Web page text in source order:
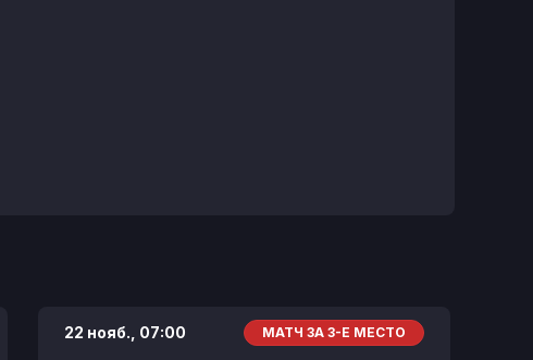
22 нояб., 07:00 МАТЧ ЗА 3-Е МЕСТО